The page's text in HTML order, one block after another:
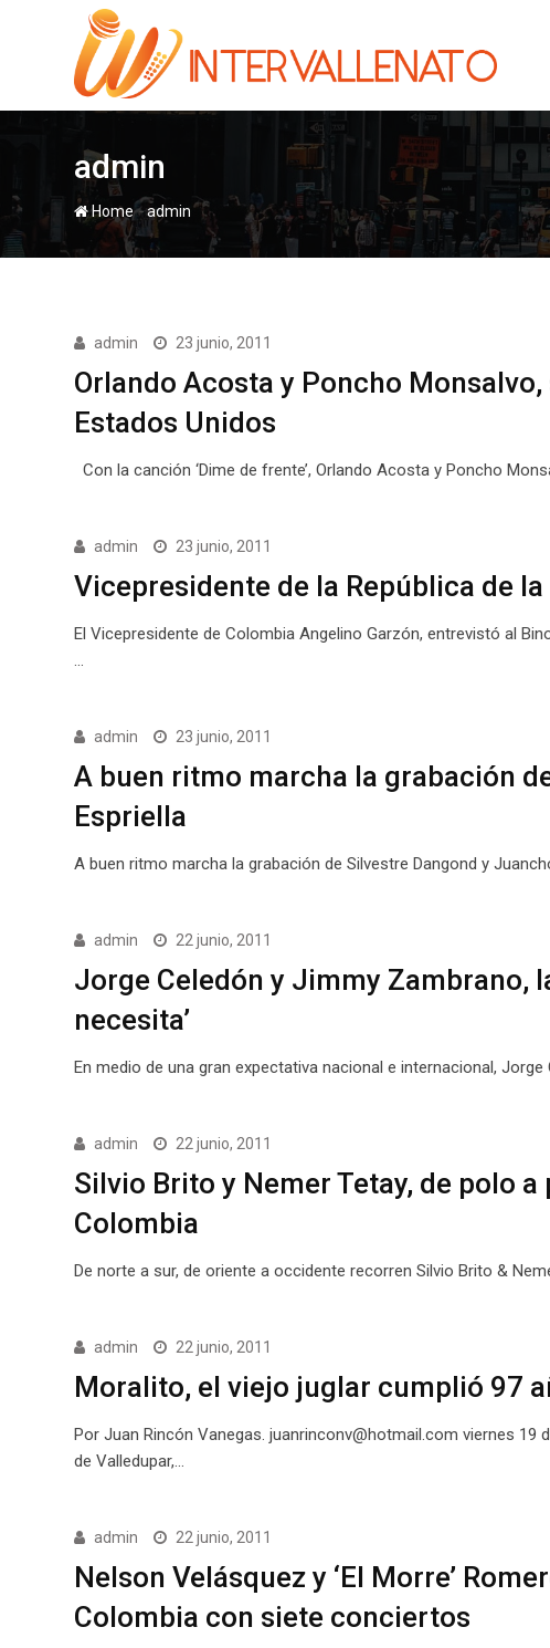
admin
Home-admin
admin 23 junio, 2011
Orlando Acosta y Poncho
Estados Unidos
Con la canción ‘Dime de frente’, Orlando Acosta y Poncho
admin 23 junio, 2011
Vicepresidente de la República de
El Vicepresidente de Colombia Angelino Garzón, entrevistó al
…
admin 23 junio, 2011
A buen ritmo marcha la grabación
Espriella
A buen ritmo marcha la grabación de Silvestre Dangond y
admin 22 junio, 2011
Jorge Celedón y Jimmy Zambrano,
necesita’
En medio de una gran expectativa nacional e internacional,
admin 22 junio, 2011
Silvio Brito y Nemer Tetay, de polo
Colombia
De norte a sur, de oriente a occidente recorren Silvio Brito &
admin 22 junio, 2011
Moralito, el viejo juglar cumplió 97
Por Juan Rincón Vanegas. juanrinconv@hotmail.com viernes
de Valledupar,…
admin 22 junio, 2011
Nelson Velásquez y ‘El Morre’
Colombia con siete conciertos